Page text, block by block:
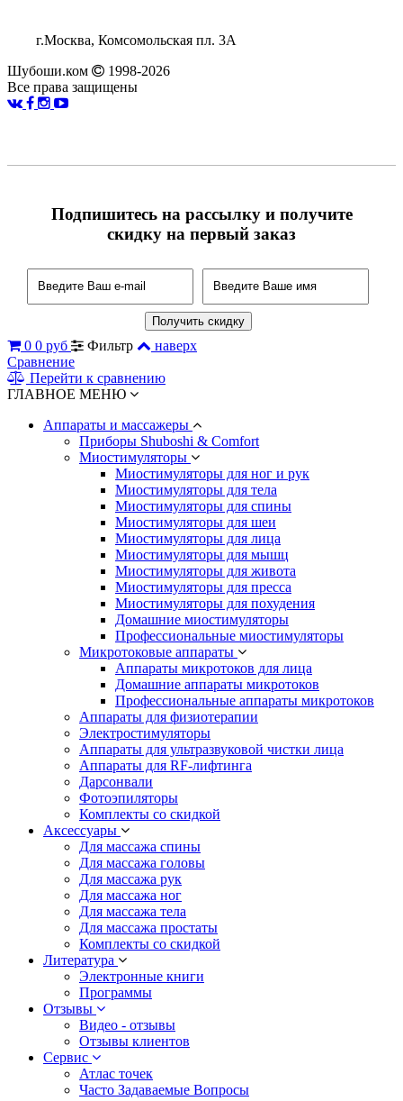
г.Москва, Комсомольская пл. 3А
Шубоши.ком
1998-2026
Все права защищены
Подпишитесь на рассылку и получите
скидку на первый заказ
0 0 руб Фильтр
наверх
Сравнение
Перейти к сравнению
ГЛАВНОЕ МЕНЮ
Аппараты и массажеры
Приборы Shuboshi & Comfort
Миостимуляторы
Миостимуляторы для ног и рук
Миостимуляторы для тела
Миостимуляторы для спины
Миостимуляторы для шеи
Миостимуляторы для лица
Миостимуляторы для мышц
Миостимуляторы для живота
Миостимуляторы для пресса
Миостимуляторы для похудения
Домашние миостимуляторы
Профессиональные миостимуляторы
Микротоковые аппараты
Аппараты микротоков для лица
Домашние аппараты микротоков
Профессиональные аппараты микротоков
Аппараты для физиотерапии
Электростимуляторы
Аппараты для ультразвуковой чистки лица
Аппараты для RF-лифтинга
Дарсонвали
Фотоэпиляторы
Комплекты со скидкой
Аксессуары
Для массажа спины
Для массажа головы
Для массажа рук
Для массажа ног
Для массажа тела
Для массажа простаты
Комплекты со скидкой
Литература
Электронные книги
Программы
Отзывы
Видео - отзывы
Отзывы клиентов
Сервис
Атлас точек
Часто Задаваемые Вопросы